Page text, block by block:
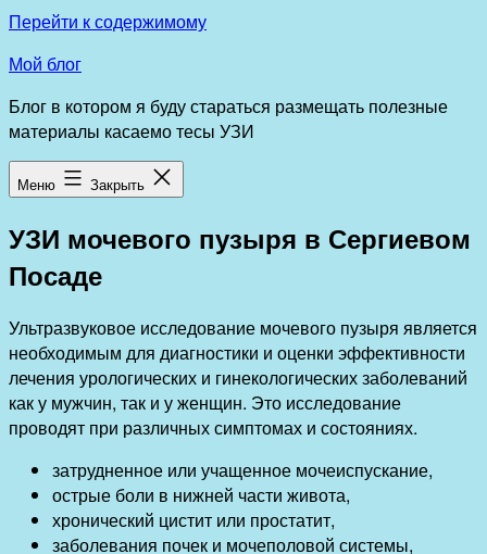
Перейти к содержимому
Мой блог
Блог в котором я буду стараться размещать полезные
материалы касаемо тесы УЗИ
Меню Закрыть
УЗИ мочевого пузыря в Сергиевом
Посаде
Ультразвуковое исследование мочевого пузыря является
необходимым для диагностики и оценки эффективности
лечения урологических и гинекологических заболеваний
как у мужчин, так и у женщин. Это исследование
проводят при различных симптомах и состояниях.
затрудненное или учащенное мочеиспускание,
острые боли в нижней части живота,
хронический цистит или простатит,
заболевания почек и мочеполовой системы,